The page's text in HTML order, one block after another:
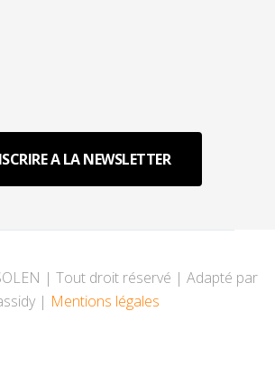
A LA NEWSLETTER
| Tout droit réservé | Adapté par
| Mentions légales